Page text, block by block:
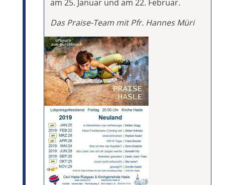
am 25. Januar und am 22. Februar.
Das Praise-Team mit Pfr. Hannes Müri